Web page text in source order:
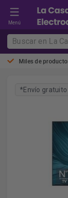
Menú
Miles de
*Envío gratuito